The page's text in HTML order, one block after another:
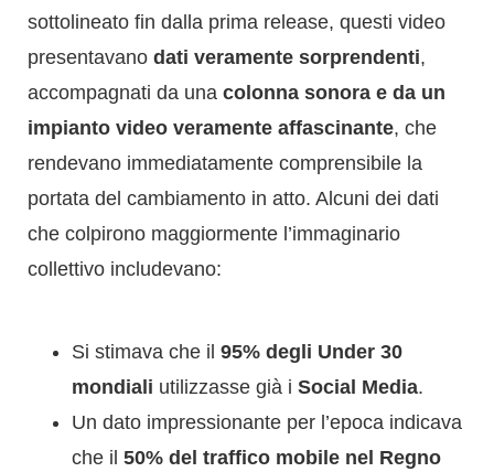
sottolineato fin dalla prima release, questi video
presentavano dati veramente sorprendenti,
accompagnati da una colonna sonora e da un
impianto video veramente affascinante, che
rendevano immediatamente comprensibile la
portata del cambiamento in atto. Alcuni dei dati
che colpirono maggiormente l’immaginario
collettivo includevano:
Si stimava che il 95% degli Under 30
mondiali utilizzasse già i Social Media.
Un dato impressionante per l’epoca indicava
che il 50% del traffico mobile nel Regno